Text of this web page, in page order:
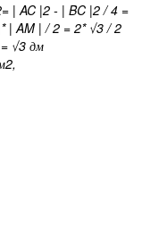
= | AC |2 - | BC |2/ 4 =
| AM | / 2 = 2* √3 / 2
√3 дм
2,